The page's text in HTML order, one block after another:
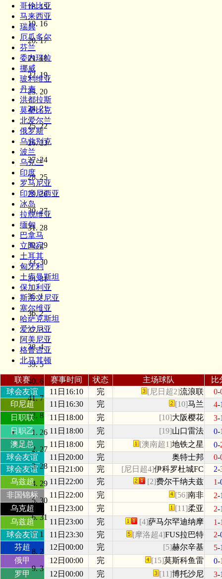
15
16
17
18
19
20
21
22
23
24
25
26
27
28
29
30
31
1
2
3
4
5
6
7
8
26
27
28
29
30
31
1
2
3
哥伦比亚
马来西亚
瑞典
厄瓜多尔
芬兰
委內瑞拉
挪威
玻利维亚
丹麦
洪都拉斯
莫桑比克
北爱尔兰
俄罗斯
乌兹别克
波兰
乌克兰
印度
罗马尼亚
印度尼西亚
冰岛
拉脱维亚
缅甸
巴拿马
立陶宛
土耳其
匈牙利
土库曼斯坦
保加利亚
斯洛文尼亚
塞尔维亚
哈萨克斯坦
爱沙尼亚
阿美尼亚
格鲁吉亚
北马其顿
联赛 赛事时间 状态 主场球队
比
球会友谊
11日16:10 完 [尼日超2]流浪联 0-
印尼超
11日16:30 完 [10]马兰 4-
日职联
11日18:00 完 [10]大阪樱花 3-
日职乙
11日18:00 完 [19]山口雷法 0-
澳足总
11日18:00 完 [澳南超1]地铁之星 0-
球会友谊
11日20:00 完 奥特士邦 0-
球会友谊
11日21:00 完 [尼日超4]伊科罗杜城FC 2-
乌兹超
11日22:00 完 [2]费尔干纳夫兹 1-
非国锦标
11日22:00 完 [56]南非 2-
乌克超
11日23:00 完 [11]柔亚 2-
乌兹超
11日23:00 完 [4]萨马尔罕迪纳摩 1-
球会友谊
11日23:30 完 [摩洛超4]FUS拉巴特 2-
芬超
12日00:00 完 [5]赫尔辛基 5-
俄甲
12日00:00 完 [15]莫斯科鱼雷 0-
罗甲
12日00:00 完 [11]博托沙尼 3-